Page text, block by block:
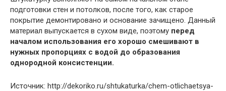
подготовки стен и потолков, после того, как старое
покрытие демонтировано и основание зачищено. Данный
материал выпускается в сухом виде, поэтому перед
началом использования его хорошо смешивают в
нужных пропорциях с водой до образования
однородной консистенции.
Источник: http://dekoriko.ru/shtukaturka/chem-otlichaetsya-